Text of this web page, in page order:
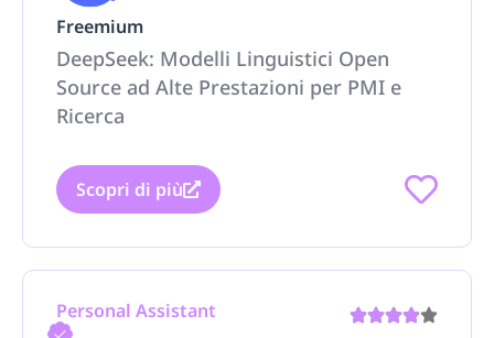
Freemium
DeepSeek: Modelli Linguistici Open
Source ad Alte Prestazioni per PMI e
Ricerca
Scopri di più
Personal Assistant